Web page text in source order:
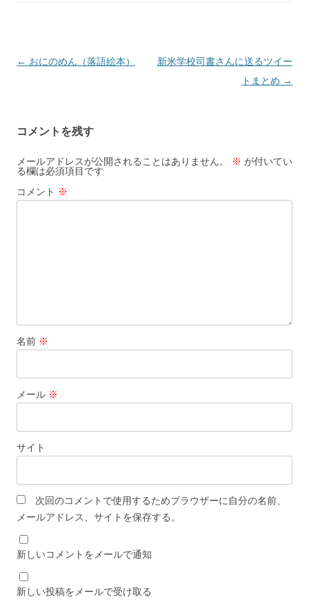
投
ゲ
ー
シ
ョ
← おにのめん（落語絵本）
新米学校司書さんに送るツイー
トまとめ →
コメントを残す
メールアドレスが公開されることはありません。 ※ が付いてい
る欄は必須項目です
コメント ※
名前 ※
メール ※
サイト
次回のコメントで使用するためブラウザーに自分の名前、
メールアドレス、サイトを保存する。
新しいコメントをメールで通知
新しい投稿をメールで受け取る